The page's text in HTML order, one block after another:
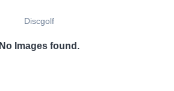
Discgolf
No Images found.